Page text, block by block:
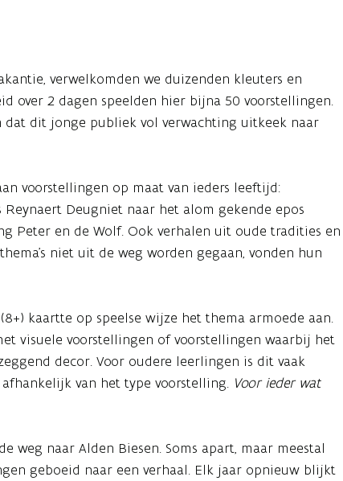
verwelkomden we duizenden kleuters en
over 2 dagen speelden hier bijna 50 voorstellingen.
dit jonge publiek vol verwachting uitkeek naar
voorstellingen op maat van ieders leeftijd:
Deugniet naar het alom gekende epos
Peter en de Wolf. Ook verhalen uit oude tradities en
niet uit de weg worden gegaan, vonden hun
kaartte op speelse wijze het thema armoede aan.
visuele voorstellingen of voorstellingen waarbij het
decor. Voor oudere leerlingen is dit vaak
van het type voorstelling. Voor ieder wat
weg naar Alden Biesen. Soms apart, maar meestal
geboeid naar een verhaal. Elk jaar opnieuw blijkt